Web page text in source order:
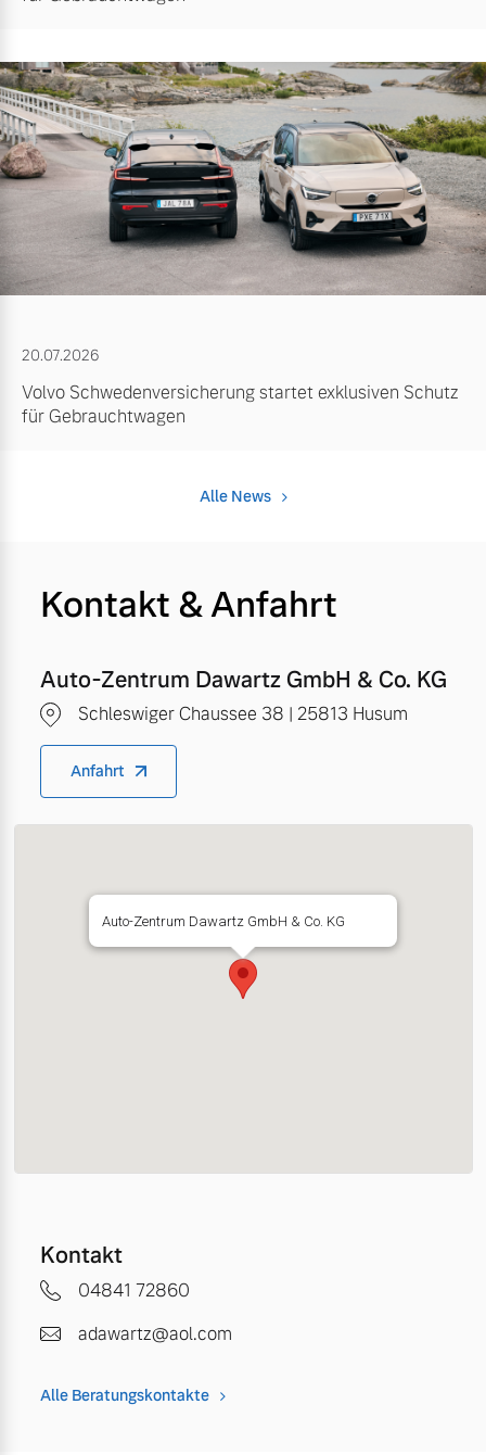
20.07.2026
Volvo Schwedenversicherung startet exklusiven Schutz
für Gebrauchtwagen
Alle News
Kontakt & Anfahrt
Auto-Zentrum Dawartz GmbH & Co. KG
Schleswiger Chaussee 38 | 25813 Husum
Anfahrt
Auto-Zentrum Dawartz GmbH & Co. KG
Kontakt
04841 72860
adawartz@aol.com
Alle Beratungskontakte